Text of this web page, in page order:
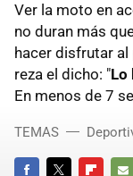
Ver la moto en
no duran más
hacer disfrutar
reza el dicho: "Lo
En menos de 7
TEMAS